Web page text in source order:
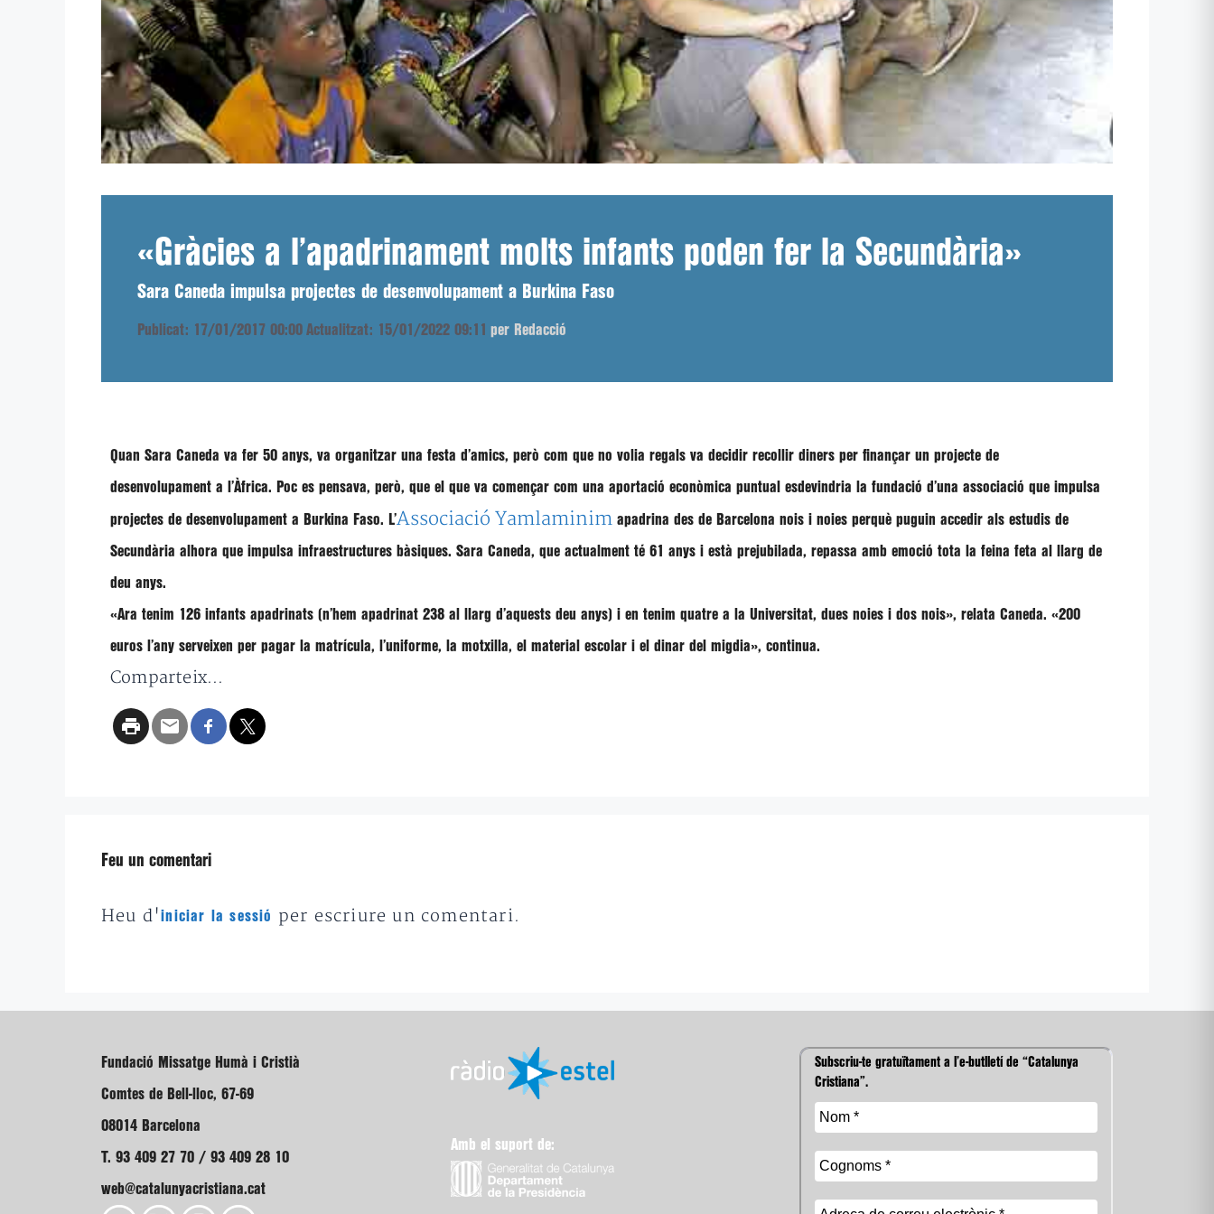
«Gràcies a l’apadrinament molts infants poden fer la Secundària»
Sara Caneda impulsa projectes de desenvolupament a Burkina Faso
Publicat: 17/01/2017 00:00 Actualitzat: 15/01/2022 09:11 per Redacció
Quan Sara Caneda va fer 50 anys, va organitzar una festa d’amics, però com que no volia regals va decidir recollir diners per finançar un projecte de
desenvolupament a l’Àfrica. Poc es pensava, però, que el que va començar com una aportació econòmica puntual esdevindria la fundació d’una associació que impulsa
projectes de desenvolupament a Burkina Faso. L’Associació Yamlaminim apadrina des de Barcelona nois i noies perquè puguin accedir als estudis de
Secundària alhora que impulsa infraestructures bàsiques. Sara Caneda, que actualment té 61 anys i està prejubilada, repassa amb emoció tota la feina feta al llarg de
deu anys.
«Ara tenim 126 infants apadrinats (n’hem apadrinat 238 al llarg d’aquests deu anys) i en tenim quatre a la Universitat, dues noies i dos nois», relata Caneda. «200
euros l’any serveixen per pagar la matrícula, l’uniforme, la motxilla, el material escolar i el dinar del migdia», continua.
Comparteix...
Feu un comentari
Heu d'iniciar la sessió per escriure un comentari.
Fundació Missatge Humà i Cristià
Comtes de Bell-lloc, 67-69
08014 Barcelona
T. 93 409 27 70 / 93 409 28 10
web@catalunyacristiana.cat
Amb el suport de:
Subscriu-te gratuïtament a l’e-butlletí de “Catalunya
Cristiana”.